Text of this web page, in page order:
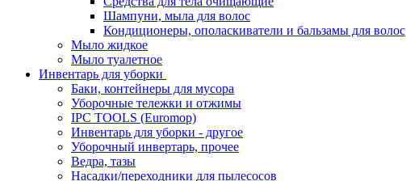
Шампуни, мыла для волос
Кондиционеры, ополаскиватели и бальзамы для волос
Мыло жидкое
Мыло туалетное
Инвентарь для уборки
Баки, контейнеры для мусора
Уборочные тележки и отжимы
IPC TOOLS (Euromop)
Инвентарь для уборки - другое
Уборочный инвертарь, прочее
Ведра, тазы
Насадки/переходники для пылесосов